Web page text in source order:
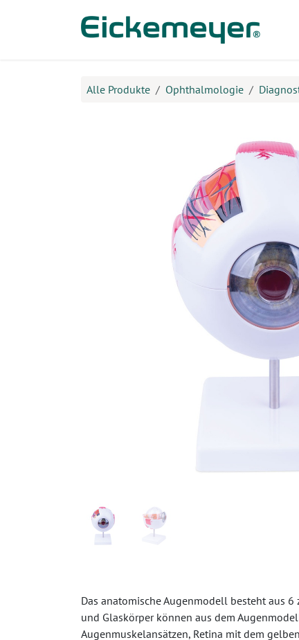
Alle Produkte Ophthalmologie
Das anatomische Augenmodell besteht aus
und Glaskörper können aus dem
Augenmuskelansätzen, Retina mit dem